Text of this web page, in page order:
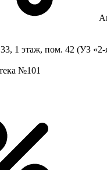
1 этаж, пом. 42 (УЗ «2-
№101